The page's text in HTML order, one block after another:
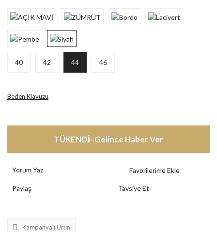
40 42 44 46
Beden Klavuzu
TÜKENDİ- Gelince Haber Ver
Yorum Yaz
Paylaş Tavsiye Et
Kampanyalı Ürün